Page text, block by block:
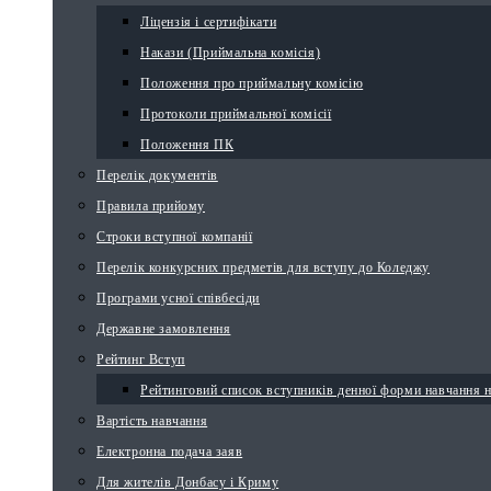
Ліцензія і сертифікати
Накази (Приймальна комісія)
Положення про приймальну комісію
Протоколи приймальної комісії
Положення ПК
Перелік документів
Правила прийому
Строки вступної компанії
Перелік конкурсних предметів для вступу до Коледжу
Програми усної співбесіди
Державне замовлення
Рейтинг Вступ
Рейтинговий список вступників денної форми навчання
Вартість навчання
Електронна подача заяв
Для жителів Донбасу і Криму